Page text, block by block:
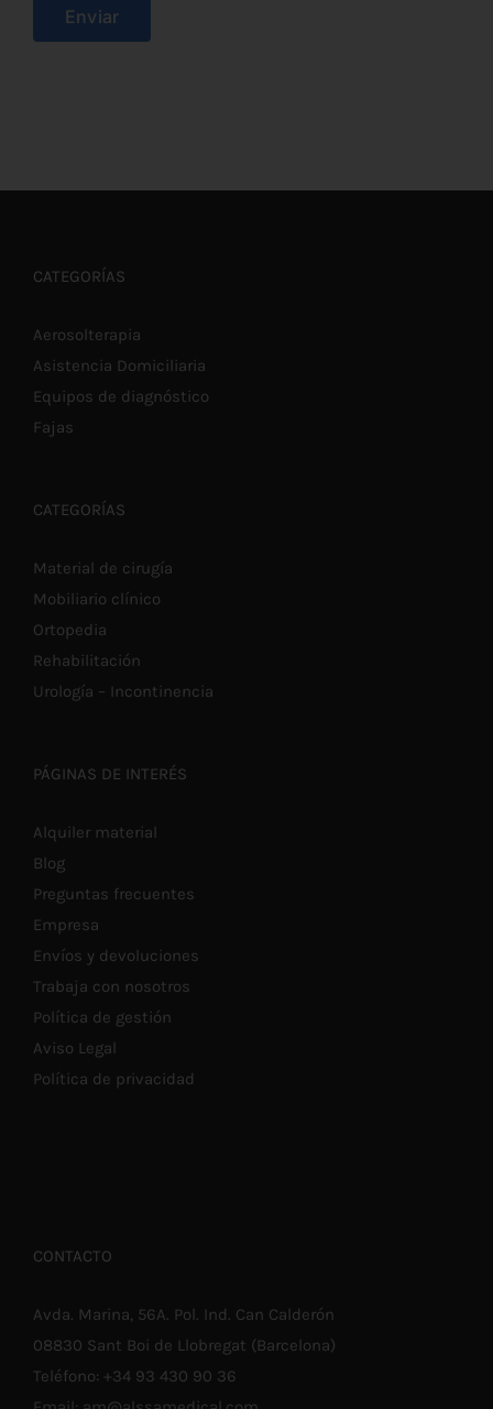
Enviar
CATEGORÍAS
Aerosolterapia
Asistencia Domiciliaria
Equipos de diagnóstico
Fajas
CATEGORÍAS
Material de cirugía
Mobiliario clínico
Ortopedia
Rehabilitación
Urología – Incontinencia
PÁGINAS DE INTERÉS
Alquiler material
Blog
Preguntas frecuentes
Empresa
Envíos y devoluciones
Trabaja con nosotros
Política de gestión
Aviso Legal
Política de privacidad
CONTACTO
Avda. Marina, 56A. Pol. Ind. Can Calderón
08830 Sant Boi de Llobregat (Barcelona)
Teléfono: +34 93 430 90 36